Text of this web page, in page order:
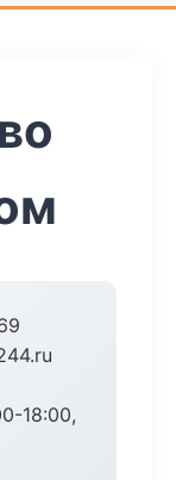
18:00,